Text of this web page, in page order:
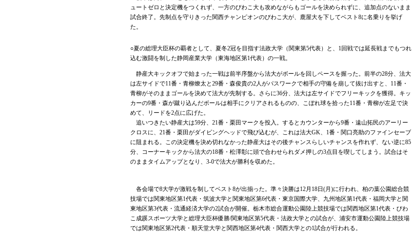
ュートゼロと決定機をつくれず、一方のびわこ大も攻めながらもゴールを決められずに、追加点のないまま
試合終了。先制点を守りきった関西チャンピオンのびわこ大が、鹿屋大を下してベスト8に名乗りを挙げ
た。
○夏の総理大臣杯の覇者として、夏冬2冠を目指す法政大学（関東第5代表）と、1回戦では延長戦までもつれ
込む激闘を制した静岡産業大学（東海地区第1代表）の一戦。
静産大キックオフで始まった一戦は前半序盤から法大がボールを回しペースを握った。前半の28分、法大
は左サイドで11番・青柳燎太と29番・森俊貴の2人がパスワークで相手の守備を崩して抜け出すと、11番・
青柳がそのままゴールを決めて法大が先制する。さらに36分、法大は左サイドでフリーキックを獲得。キッ
カーの9番・森が蹴り込んだボールは相手にクリアされるものの、こぼれ球を拾った11番・青柳が左足で決
めて、リードを2点に広げた。
追いつきたい静産大は59分、21番・栗田マークを投入。するとカウンターから9番・遠山拓民のアーリー
クロスに、21番・栗田がダイビングヘッドで飛び込むが、これは法大GK、1番・関口亮助のファインセーブ
に阻まれる。この決定機を決め切れなかった静産大はその後チャンスらしいチャンスを作れず、ない逆に85
分、コーナーキックから法大の18番・松澤彰に頭で合わせられダメ押しの3点目を喫してしまう。試合はそ
のままタイムアップとなり、3-0で法大が勝利を収めた。
各会場で8大学が激戦を制してベスト8が出揃った。準々決勝は12月18日(月)に行われ、柏の葉公園総合競
技場では関東地区第1代表・筑波大学と関東地区第6代表・東京国際大学、九州地区第1代表・福岡大学と関
東地区第3代表・流通経済大学の2試合が開催。栃木市総合運動公園陸上競技場では関西地区第1代表・びわ
こ成蹊スポーツ大学と総理大臣杯優勝/関東地区第5代表・法政大学との試合が、浦安市運動公園陸上競技場
では関東地区第2代表・順天堂大学と関西地区第4代表・関西大学との1試合が行われる。